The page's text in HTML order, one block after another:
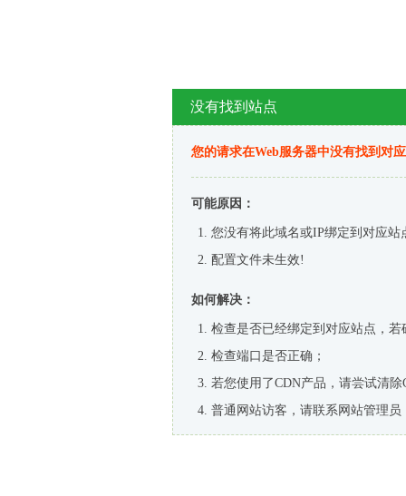
没有找到站点
您的请求在Web服务器中没有找到对
可能原因：
您没有将此域名或IP绑定到对应站
配置文件未生效!
如何解决：
检查是否已经绑定到对应站点，
检查端口是否正确；
若您使用了CDN产品，请尝试清除
普通网站访客，请联系网站管理员